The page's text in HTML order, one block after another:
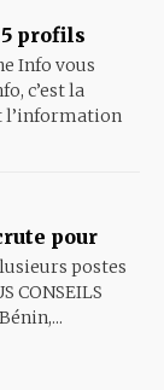
profils
Info vous
c’est la
l’information
pour
postes
CONSEILS